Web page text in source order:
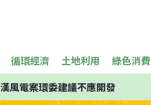
循環經濟 土地利用 綠色消費
風電案環委建議不應開發